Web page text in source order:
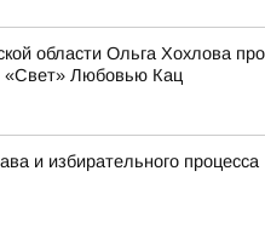
области Ольга Хохлова
«Свет» Любовью Кац
и избирательного процесса